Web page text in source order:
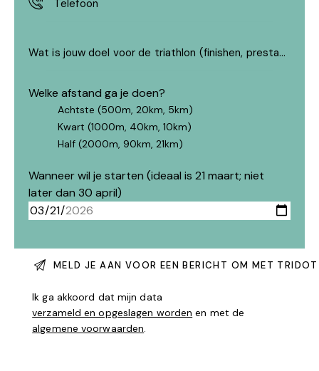
Welke afstand ga je doen?
Achtste (500m, 20km, 5km)
Kwart (1000m, 40km, 10km)
Half (2000m, 90km, 21km)
Wanneer wil je starten (ideaal is 21 maart; niet
later dan 30 april)
Ik ga akkoord dat mijn data
verzameld en opgeslagen worden en met de
algemene voorwaarden.